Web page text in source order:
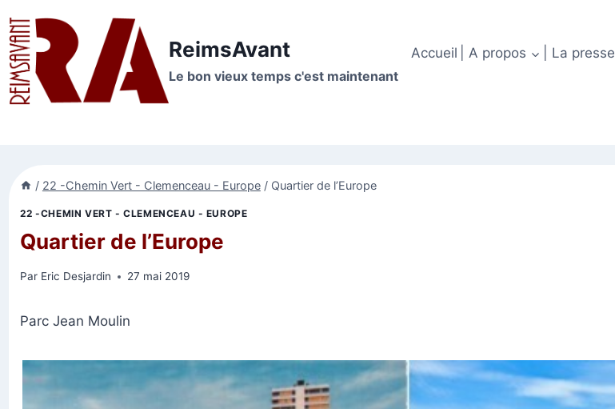
au
contenu
ReimsAvant
Le bon vieux temps c'est maintenant
Accueil | A propos | La presse
/ 22 -Chemin Vert - Clemenceau - Europe / Quartier de l’Europe
22 -CHEMIN VERT - CLEMENCEAU - EUROPE
Quartier de l’Europe
Par Eric Desjardin 27 mai 2019
Parc Jean Moulin